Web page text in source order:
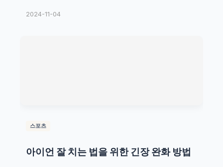
2024-11-04
스포츠
아이언 잘 치는 법을 위한 긴장 완화 방법